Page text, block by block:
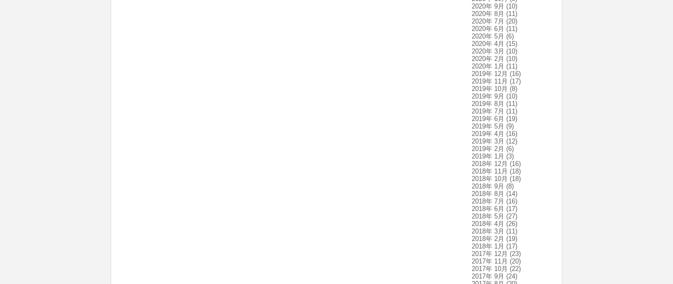
2020年 9月 (10)
2020年 8月 (11)
2020年 7月 (20)
2020年 6月 (11)
2020年 5月 (6)
2020年 4月 (15)
2020年 3月 (10)
2020年 2月 (10)
2020年 1月 (11)
2019年 12月 (16)
2019年 11月 (17)
2019年 10月 (8)
2019年 9月 (10)
2019年 8月 (11)
2019年 7月 (11)
2019年 6月 (19)
2019年 5月 (9)
2019年 4月 (16)
2019年 3月 (12)
2019年 2月 (6)
2019年 1月 (3)
2018年 12月 (16)
2018年 11月 (18)
2018年 10月 (18)
2018年 9月 (8)
2018年 8月 (14)
2018年 7月 (16)
2018年 6月 (17)
2018年 5月 (27)
2018年 4月 (26)
2018年 3月 (11)
2018年 2月 (19)
2018年 1月 (17)
2017年 12月 (23)
2017年 11月 (20)
2017年 10月 (22)
2017年 9月 (24)